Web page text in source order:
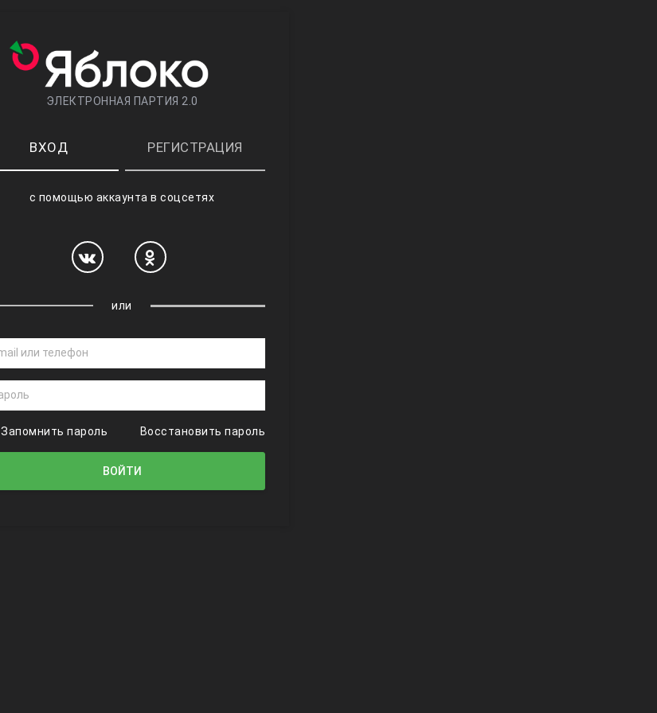
ЭЛЕКТРОННАЯ ПАРТИЯ 2.0
ВХОД РЕГИСТРАЦИЯ
с помощью аккаунта в соцсетях
или
Запомнить пароль Восстановить пароль